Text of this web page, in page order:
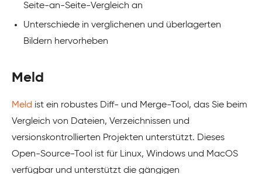
Seite-an-Seite-Vergleich an
Unterschiede in verglichenen und überlagerten
Bildern hervorheben
Meld
Meld ist ein robustes Diff- und Merge-Tool, das Sie beim
Vergleich von Dateien, Verzeichnissen und
versionskontrollierten Projekten unterstützt. Dieses
Open-Source-Tool ist für Linux, Windows und MacOS
verfügbar und unterstützt die gängigen